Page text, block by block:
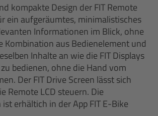
kompakte Design der FIT Remote
ein aufgeräumtes, minimalistisches
Informationen im Blick, ohne
Kombination aus Bedienelement und
Inhalte an wie die FIT Displays
bedienen, ohne die Hand vom
Der FIT Drive Screen lässt sich
Remote LCD steuern. Die
erhältich in der App FIT E-Bike